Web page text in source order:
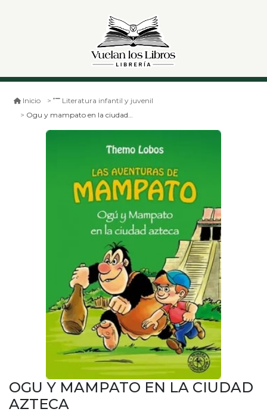
Inicio
Literatura infantil y juvenil
Ogu y mampato en la ciudad azteca
OGU Y MAMPATO EN LA CIUDAD
AZTECA